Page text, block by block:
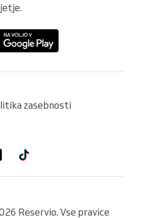
zasebnosti
Reservio. Vse pravice